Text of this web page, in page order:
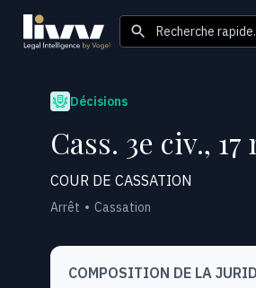
Recherche
Décisions
Cass. 3e civ.,
COUR DE CASSATION
Arrêt Cassation
COMPOSITION DE LA